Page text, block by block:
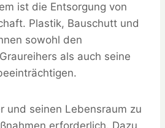
ist die Entsorgung von
Plastik, Bauschutt und
sowohl den
als auch seine
und seinen Lebensraum zu